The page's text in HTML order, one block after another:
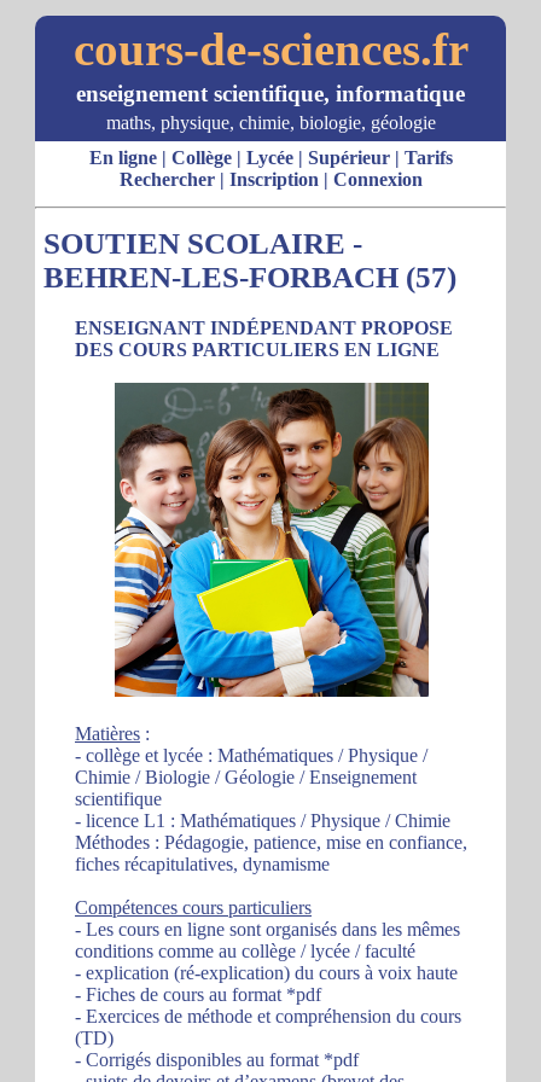
cours-de-sciences.fr
enseignement scientifique, informatique
maths, physique, chimie, biologie, géologie
En ligne| Collège| Lycée| Supérieur| Tarifs
Rechercher| Inscription | Connexion
SOUTIEN SCOLAIRE -
BEHREN-LES-FORBACH (57)
ENSEIGNANT INDÉPENDANT PROPOSE
DES COURS PARTICULIERS EN LIGNE
Matières :
- collège et lycée : Mathématiques / Physique /
Chimie / Biologie / Géologie / Enseignement
scientifique
- licence L1 : Mathématiques / Physique / Chimie
Méthodes : Pédagogie, patience, mise en confiance,
fiches récapitulatives, dynamisme
Compétences cours particuliers
- Les cours en ligne sont organisés dans les mêmes
conditions comme au collège / lycée / faculté
- explication (ré-explication) du cours à voix haute
- Fiches de cours au format *pdf
- Exercices de méthode et compréhension du cours
(TD)
- Corrigés disponibles au format *pdf